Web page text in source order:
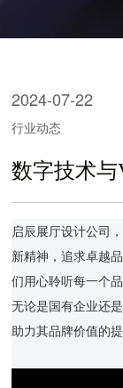
2024-07-22
行业动态
数字技术
启辰展厅设计公司
新精神，追求卓越
们用心聆听每一个
无论是国有企业还
助力其品牌价值的